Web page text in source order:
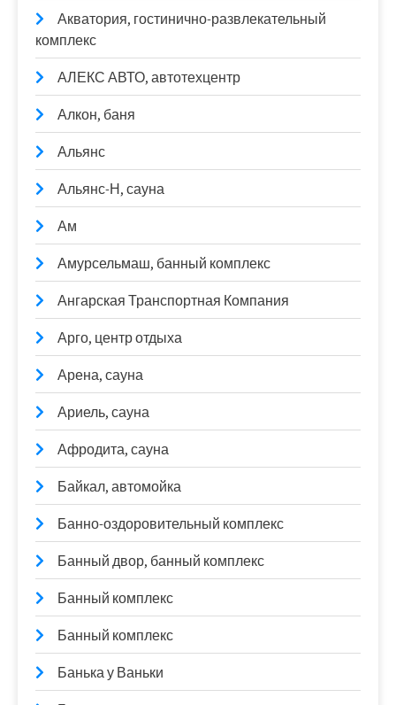
Акватория, гостинично-развлекательный
комплекс
АЛЕКС АВТО, автотехцентр
Алкон, баня
Альянс
Альянс-Н, сауна
Ам
Амурсельмаш, банный комплекс
Ангарская Транспортная Компания
Арго, центр отдыха
Арена, сауна
Ариель, сауна
Афродита, сауна
Байкал, автомойка
Банно-оздоровительный комплекс
Банный двор, банный комплекс
Банный комплекс
Банный комплекс
Банька у Ваньки